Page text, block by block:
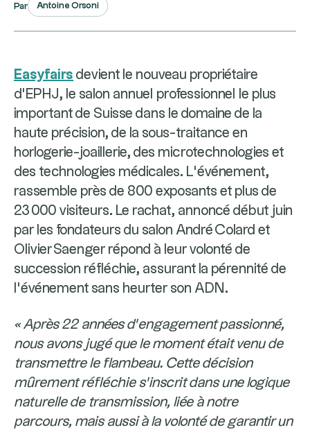
Par Antoine Orsoni
Easyfairs devient le nouveau propriétaire
d’EPHJ, le salon annuel professionnel le plus
important de Suisse dans le domaine de la
haute précision, de la sous-traitance en
horlogerie-joaillerie, des microtechnologies et
des technologies médicales. L’événement,
rassemble près de 800 exposants et plus de
23 000 visiteurs. Le rachat, annoncé début juin
par les fondateurs du salon André Colard et
Olivier Saenger répond à leur volonté de
succession réfléchie, assurant la pérennité de
l’événement sans heurter son ADN.
« Après 22 années d’engagement passionné,
nous avons jugé que le moment était venu de
transmettre le flambeau. Cette décision
mûrement réfléchie s’inscrit dans une logique
naturelle de transmission, liée à notre
parcours, mais aussi à la volonté de garantir un